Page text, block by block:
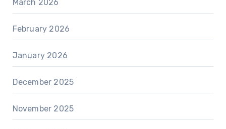
March 2026
February 2026
January 2026
December 2025
November 2025